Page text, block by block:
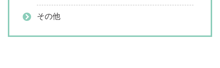
その他